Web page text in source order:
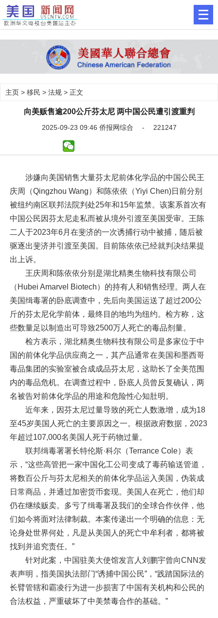
主页 > 移民 > 法规 > 正文
向美贩售逾200公斤芬太尼 两中国公民遭引渡重判
2025-09-23 09:46 侨报网综合 - 221247
涉嫌向美国销售大量芬太尼前体化学品的中国公民王
庆周（Qingzhou Wang）和陈依依（Yiyi Chen)日前分别
被纽约南区联邦法院判处25年和15年监禁。该案系首次有
中国公民因芬太尼走私而被从境外引渡至美国受审。王陈
二人于2023年6月在斐济的一次诱捕行动中被捕，随后被
驱逐出斐济并引渡至美国。目前陈依依已经就判决结果提
出上诉。
王庆周和陈依依分别是湖北精奥生物科技有限公司
（Hubei Amarvel Biotech）的持有人和销售经理。两人在
美国缉毒署的卧底调查中，先后向美国运送了超过200公
斤的芬太尼化学前体，最终目的地均为纽约。检方称，这
些数量足以制造出可导致2500万人死亡的毒品剂量。
检方表示，湖北精奥生物科技有限公司是多家位于中
国的前体化学品供应商之一，其产品通常在美国和墨西哥
毒品集团的实验室被合成成品芬太尼，这助长了全美范围
内的毒品危机。在调查过程中，卧底人员曾反复确认，两
名被告对前体化学品的用途和危险性心知肚明。
近年来，因芬太尼过量导致的死亡人数激增，成为18
至45岁美国人死亡的主要原因之一。根据政府数据，2023
年超过107,000名美国人死于药物过量。
联邦缉毒署署长特伦斯·科尔（Terrance Cole）表
示，“这些高管把一家中国化工公司变成了毒药输送管道，
将数百公斤与芬太尼相关的前体化学品运入美国，伪装成
日常商品，并通过加密货币套现。美国人在死亡，他们却
仍在继续贩卖。多亏了缉毒署及我们的全球合作伙伴，他
们如今将面对法律制裁。本案传递出一个明确的信息：无
论身处世界何处，凡是从美国人的死亡中牟利者，都将被
找到并追究责任。”
针对此案，中国驻美大使馆发言人刘鹏宇曾向CNN发
表声明，指美国执法部门“诱捕中国公民”，“践踏国际法的
长臂管辖和霸凌行为进一步损害了中国有关机构和公民的
合法权益，严重破坏了中美禁毒合作的基础。”